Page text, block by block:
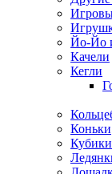
Йо-Йо
Качели
Кегли
Коньки